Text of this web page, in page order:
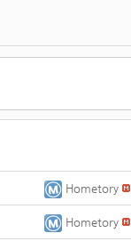
Hometory
Hometory